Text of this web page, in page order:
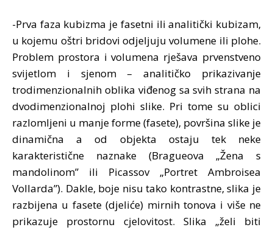
-Prva faza kubizma je fasetni ili analitički kubizam,
u kojemu oštri bridovi odjeljuju volumene ili plohe.
Problem prostora i volumena rješava prvenstveno
svijetlom i sjenom – analitičko prikazivanje
trodimenzionalnih oblika viđenog sa svih strana na
dvodimenzionalnoj plohi slike. Pri tome su oblici
razlomljeni u manje forme (fasete), površina slike je
dinamična a od objekta ostaju tek neke
karakteristične naznake (Bragueova „Žena s
mandolinom” ili Picassov „Portret Ambroisea
Vollarda”). Dakle, boje nisu tako kontrastne, slika je
razbijena u fasete (djeliće) mirnih tonova i više ne
prikazuje prostornu cjelovitost. Slika „želi biti